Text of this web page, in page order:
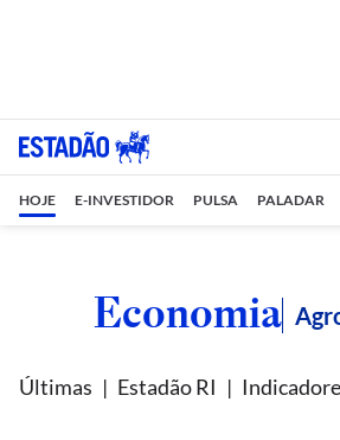
HOJE E-INVESTIDOR PULSA PALADAR
Economia
Últimas Estadão RI